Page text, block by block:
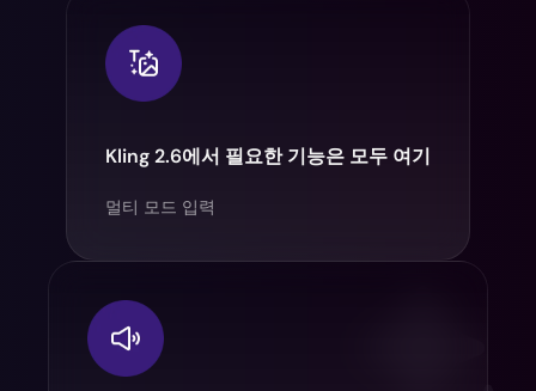
Kling 2.6에서 필요한 기능은 모두 여기
멀티 모드 입력